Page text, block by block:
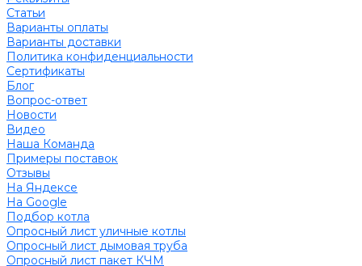
Статьи
Варианты оплаты
Варианты доставки
Политика конфиденциальности
Сертификаты
Блог
Вопрос-ответ
Новости
Видео
Наша Команда
Примеры поставок
Отзывы
На Яндексе
На Google
Подбор котла
Опросный лист уличные котлы
Опросный лист дымовая труба
Опросный лист пакет КЧМ